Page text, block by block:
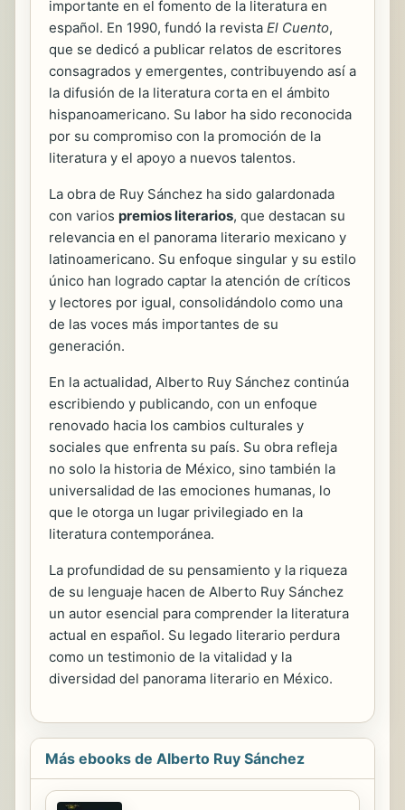
importante en el fomento de la literatura en
español. En 1990, fundó la revista El Cuento,
que se dedicó a publicar relatos de escritores
consagrados y emergentes, contribuyendo así a
la difusión de la literatura corta en el ámbito
hispanoamericano. Su labor ha sido reconocida
por su compromiso con la promoción de la
literatura y el apoyo a nuevos talentos.
La obra de Ruy Sánchez ha sido galardonada
con varios premios literarios, que destacan su
relevancia en el panorama literario mexicano y
latinoamericano. Su enfoque singular y su estilo
único han logrado captar la atención de críticos
y lectores por igual, consolidándolo como una
de las voces más importantes de su
generación.
En la actualidad, Alberto Ruy Sánchez continúa
escribiendo y publicando, con un enfoque
renovado hacia los cambios culturales y
sociales que enfrenta su país. Su obra refleja
no solo la historia de México, sino también la
universalidad de las emociones humanas, lo
que le otorga un lugar privilegiado en la
literatura contemporánea.
La profundidad de su pensamiento y la riqueza
de su lenguaje hacen de Alberto Ruy Sánchez
un autor esencial para comprender la literatura
actual en español. Su legado literario perdura
como un testimonio de la vitalidad y la
diversidad del panorama literario en México.
Más ebooks de Alberto Ruy Sánchez